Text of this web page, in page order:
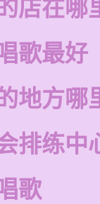
店在哪
歌最好
地方哪
排练中
歌